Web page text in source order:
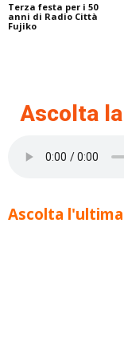
Terza festa per i 50
anni di Radio Città
Fujiko
Ascolta
Ascolta